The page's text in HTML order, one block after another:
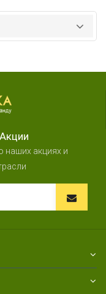
наших акциях и